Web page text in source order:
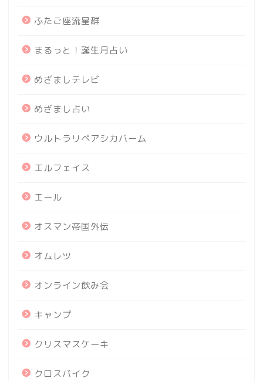
ふたご座流星群
まるっと！誕生月占い
めざましテレビ
めざまし占い
ウルトラリペアシカバーム
エルフェイス
エール
オスマン帝国外伝
オムレツ
オンライン飲み会
キャンプ
クリスマスケーキ
クロスバイク